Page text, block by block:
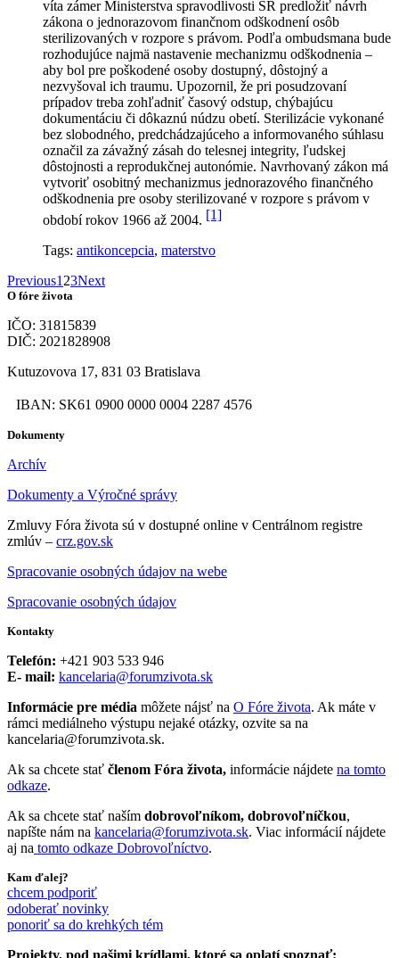
víta zámer Ministerstva spravodlivosti SR predložiť návrh
zákona o jednorazovom finančnom odškodnení osôb
sterilizovaných v rozpore s právom. Podľa ombudsmana bude
rozhodujúce najmä nastavenie mechanizmu odškodnenia –
aby bol pre poškodené osoby dostupný, dôstojný a
nezvyšoval ich traumu. Upozornil, že pri posudzovaní
prípadov treba zohľadniť časový odstup, chýbajúcu
dokumentáciu či dôkaznú núdzu obetí. Sterilizácie vykonané
bez slobodného, predchádzajúceho a informovaného súhlasu
označil za závažný zásah do telesnej integrity, ľudskej
dôstojnosti a reprodukčnej autonómie. Navrhovaný zákon má
vytvoriť osobitný mechanizmus jednorazového finančného
odškodnenia pre osoby sterilizované v rozpore s právom v
období rokov 1966 až 2004. [1]
Tags: antikoncepcia, materstvo
Previous1 23Next
O fóre života
IČO: 31815839
DIČ: 2021828908
Kutuzovova 17, 831 03 Bratislava
IBAN: SK61 0900 0000 0004 2287 4576
Dokumenty
Archív
Dokumenty a Výročné správy
Zmluvy Fóra života sú v dostupné online v Centrálnom registre
zmlúv – crz.gov.sk
Spracovanie osobných údajov na webe
Spracovanie osobných údajov
Kontakty
Telefón: +421 903 533 946
E- mail: kancelaria@forumzivota.sk
Informácie pre média môžete nájsť na O Fóre života. Ak máte v
rámci mediálneho výstupu nejaké otázky, ozvite sa na
kancelaria@forumzivota.sk.
Ak sa chcete stať členom Fóra života, informácie nájdete na tomto
odkaze.
Ak sa chcete stať naším dobrovoľníkom, dobrovoľníčkou,
napíšte nám na kancelaria@forumzivota.sk. Viac informácií nájdete
aj na tomto odkaze Dobrovoľníctvo.
Kam ďalej?
chcem podporiť
odoberať novinky
ponoriť sa do krehkých tém
Projekty, pod našimi krídlami, ktoré sa oplatí spoznať: